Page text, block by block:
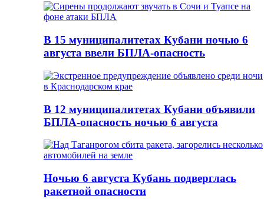
В 15 муниципалитетах Кубани ночью 6
августа ввели БПЛА-опасность
В 12 муниципалитетах Кубани объявили
БПЛА-опасность ночью 6 августа
Ночью 6 августа Кубань подверглась
ракетной опасности